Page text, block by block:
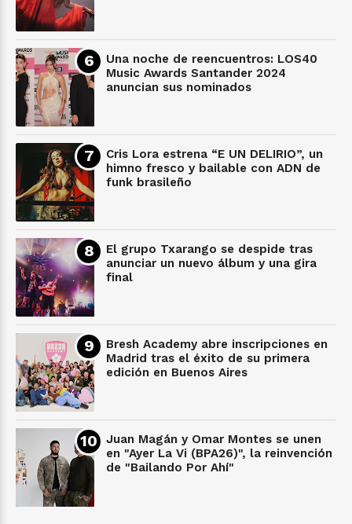
Una noche de reencuentros: LOS40
Music Awards Santander 2024
anuncian sus nominados
Cris Lora estrena “E UN DELIRIO”, un
himno fresco y bailable con ADN de
funk brasileño
El grupo Txarango se despide tras
anunciar un nuevo álbum y una gira
final
Bresh Academy abre inscripciones en
Madrid tras el éxito de su primera
edición en Buenos Aires
Juan Magán y Omar Montes se unen
en "Ayer La Vi (BPA26)", la reinvención
de "Bailando Por Ahí"